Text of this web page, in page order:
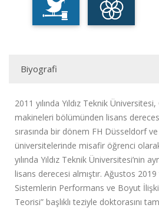
Biyografi
2011 yılında Yıldız Teknik
makineleri bölümünden lisans
sırasında bir dönem FH Düsseldorf
üniversitelerinde misafir öğrenci
yılında Yıldız Teknik Üniversitesi’nin
lisans derecesi almıştır. Ağustos
Sistemlerin Performans ve Boyut
Teorisi” başlıklı teziyle doktorasını